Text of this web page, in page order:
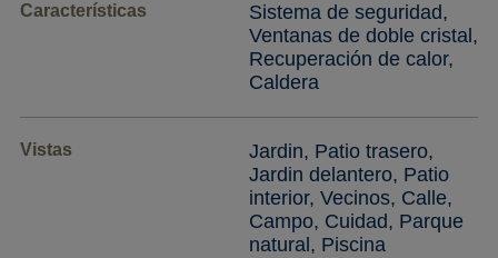
Características
Sistema de seguridad,
Ventanas de doble cristal,
Recuperación de calor,
Caldera
Vistas
Jardin, Patio trasero,
Jardin delantero, Patio
interior, Vecinos, Calle,
Campo, Cuidad, Parque
natural, Piscina